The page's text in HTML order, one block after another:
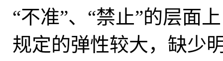
“不准”、“禁止”的层面
规定的弹性较大，缺少